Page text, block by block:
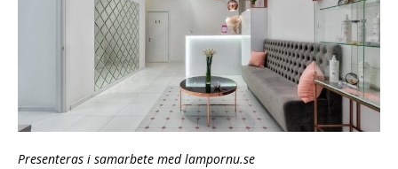
Presenteras i samarbete med lampornu.se